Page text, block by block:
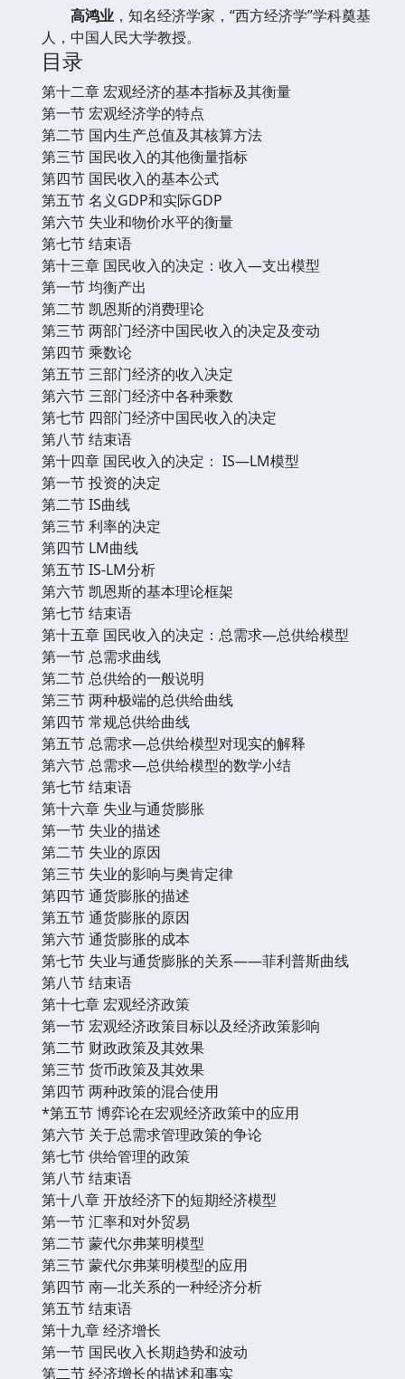
高鸿业 ，知名经济学家，“西方经济学”学科奠基
人，中国人民大学教授。
目录
第十二章 宏观经济的基本指标及其衡量
第一节 宏观经济学的特点
第二节 国内生产总值及其核算方法
第三节 国民收入的其他衡量指标
第四节 国民收入的基本公式
第五节 名义GDP和实际GDP
第六节 失业和物价水平的衡量
第七节 结束语
第十三章 国民收入的决定：收入—支出模型
第一节 均衡产出
第二节 凯恩斯的消费理论
第三节 两部门经济中国民收入的决定及变动
第四节 乘数论
第五节 三部门经济的收入决定
第六节 三部门经济中各种乘数
第七节 四部门经济中国民收入的决定
第八节 结束语
第十四章 国民收入的决定： IS—LM模型
第一节 投资的决定
第二节 IS曲线
第三节 利率的决定
第四节 LM曲线
第五节 IS-LM分析
第六节 凯恩斯的基本理论框架
第七节 结束语
第十五章 国民收入的决定：总需求—总供给模型
第一节 总需求曲线
第二节 总供给的一般说明
第三节 两种极端的总供给曲线
第四节 常规总供给曲线
第五节 总需求—总供给模型对现实的解释
第六节 总需求—总供给模型的数学小结
第七节 结束语
第十六章 失业与通货膨胀
第一节 失业的描述
第二节 失业的原因
第三节 失业的影响与奥肯定律
第四节 通货膨胀的描述
第五节 通货膨胀的原因
第六节 通货膨胀的成本
第七节 失业与通货膨胀的关系——菲利普斯曲线
第八节 结束语
第十七章 宏观经济政策
第一节 宏观经济政策目标以及经济政策影响
第二节 财政政策及其效果
第三节 货币政策及其效果
第四节 两种政策的混合使用
*第五节 博弈论在宏观经济政策中的应用
第六节 关于总需求管理政策的争论
第七节 供给管理的政策
第八节 结束语
第十八章 开放经济下的短期经济模型
第一节 汇率和对外贸易
第二节 蒙代尔弗莱明模型
第三节 蒙代尔弗莱明模型的应用
第四节 南—北关系的一种经济分析
第五节 结束语
第十九章 经济增长
第一节 国民收入长期趋势和波动
第二节 经济增长的描述和事实